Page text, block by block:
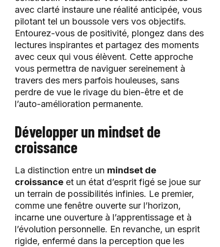
avec clarté instaure une réalité anticipée, vous
pilotant tel un boussole vers vos objectifs.
Entourez-vous de positivité, plongez dans des
lectures inspirantes et partagez des moments
avec ceux qui vous élèvent. Cette approche
vous permettra de naviguer sereinement à
travers des mers parfois houleuses, sans
perdre de vue le rivage du bien-être et de
l’auto-amélioration permanente.
Développer un mindset de
croissance
La distinction entre un mindset de
croissance et un état d’esprit figé se joue sur
un terrain de possibilités infinies. Le premier,
comme une fenêtre ouverte sur l’horizon,
incarne une ouverture à l’apprentissage et à
l’évolution personnelle. En revanche, un esprit
rigide, enfermé dans la perception que les